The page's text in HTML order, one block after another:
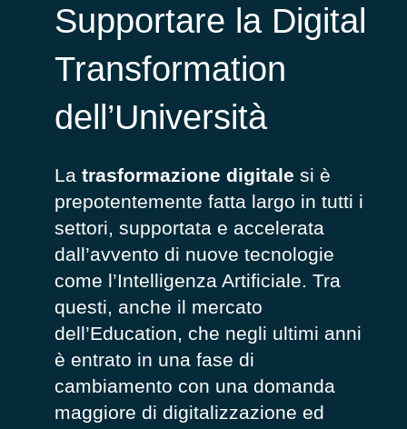
Supportare la Digital
Transformation
dell’Università
La trasformazione digitale si è
prepotentemente fatta largo in tutti i
settori, supportata e accelerata
dall’avvento di nuove tecnologie
come l’Intelligenza Artificiale. Tra
questi, anche il mercato
dell’Education, che negli ultimi anni
è entrato in una fase di
cambiamento con una domanda
maggiore di digitalizzazione ed